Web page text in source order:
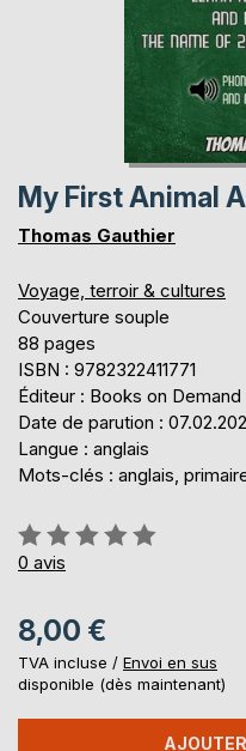
My First Animal
Thomas Gauthier
Voyage, terroir & cultures
Couverture souple
88 pages
ISBN : 9782322411771
Éditeur : Books on Demand
Date de parution :
Langue : anglais
Mots-clés : anglais,
Évaluation:
0%
0 avis
8,00 €
TVA incluse / Envoi en sus
disponible (dès maintenant)